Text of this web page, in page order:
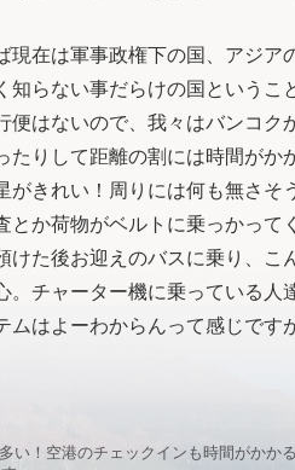
在は軍事政権下の国、アジア
知らない事だらけの国という
便はないので、我々はバンコ
たりして距離の割には時間が
がきれい！周りには何も無さ
とか荷物がベルトに乗っかっ
けた後お迎えのバスに乗り、
。チャーター機に乗っている
ムはよーわからんって感じで
い！空港のチェックインも時間がかか